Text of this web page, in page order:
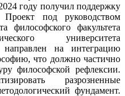
году получил поддержку
Проект под руководством
философского факультета
университета
на интеграцию
что должно частично
философской рефлексии.
разрозненные
фундамент.